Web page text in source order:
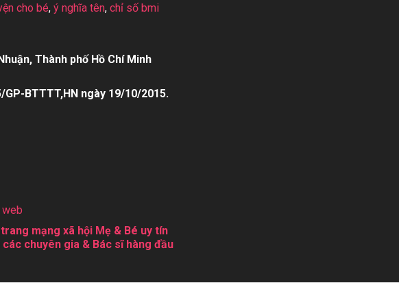
cho bé, ý nghĩa tên, chỉ số bmi
Thành phố Hồ Chí Minh
BTTTT,HN ngày 19/10/2015.
mạng xã hội Mẹ & Bé uy tín
chuyên gia & Bác sĩ hàng đầu